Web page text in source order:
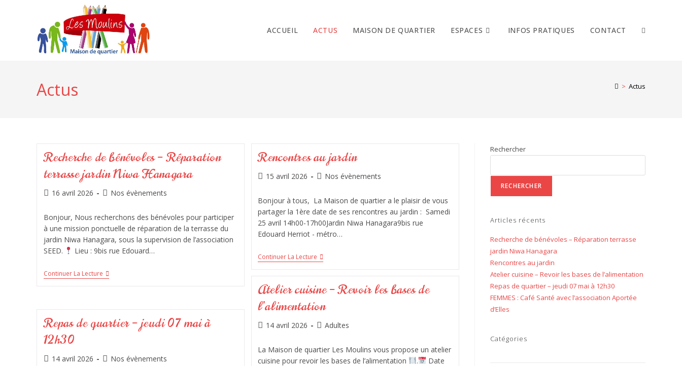
ACCUEIL ACTUS MAISON DE QUARTIER ESPACES INFOS PRATIQUES CONTACT
Actus > Actus
Recherche de bénévoles – Réparation
terrasse jardin Niwa Hanagara
16 avril 2026 Nos évènements
Bonjour, Nous recherchons des bénévoles pour participer
à une mission ponctuelle de réparation de la terrasse du
jardin Niwa Hanagara, sous la supervision de l’association
SEED.
Lieu : 9bis rue Edouard…
Continuer La Lecture
Rencontres au jardin
15 avril 2026 Nos évènements
Bonjour à tous, La Maison de quartier a le plaisir de vous
partager la 1ère date de ses rencontres au jardin : Samedi
25 avril 14h00-17h00Jardin Niwa Hanagara9bis rue
Edouard Herriot - métro…
Continuer La Lecture
Atelier cuisine – Revoir les bases de
l’alimentation
14 avril 2026 Adultes
La Maison de quartier Les Moulins vous propose un atelier
cuisine pour revoir les bases de l’alimentation
.
Date
Repas de quartier – jeudi 07 mai à
12h30
14 avril 2026 Nos évènements
Rechercher
RECHERCHER
Articles récents
Recherche de bénévoles – Réparation terrasse
jardin Niwa Hanagara
Rencontres au jardin
Atelier cuisine – Revoir les bases de l’alimentation
Repas de quartier – jeudi 07 mai à 12h30
FEMMES : Café Santé avec l’association Aportée
d’Elles
Catégories